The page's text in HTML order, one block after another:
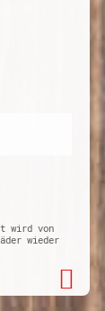
wird von
wieder